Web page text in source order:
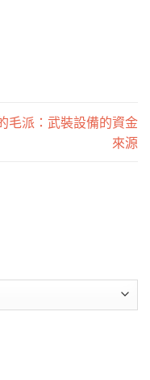
毛派：武裝設備的資金
來源